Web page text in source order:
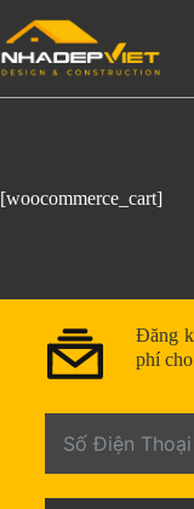
[woocommerce_cart]
Đăng
phí